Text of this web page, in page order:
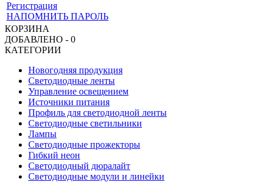
Регистрация
НАПОМНИТЬ ПАРОЛЬ
КОРЗИНА
ДОБАВЛЕНО - 0
КАТЕГОРИИ
Новогодняя продукция
Светодиодные ленты
Управление освещением
Источники питания
Профиль для светодиодной ленты
Светодиодные светильники
Лампы
Светодиодные прожекторы
Гибкий неон
Светодиодный дюралайт
Светодиодные модули и линейки